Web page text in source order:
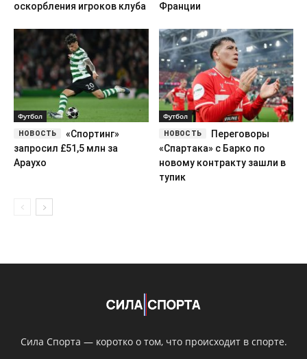
оскорбления игроков клуба
Франции
Футбол
«Спортинг»
запросил £51,5 млн за
Араухо
Футбол
Переговоры
«Спартака» с Барко по
новому контракту зашли в
тупик
Сила Спорта — коротко о том, что происходит в спорте.